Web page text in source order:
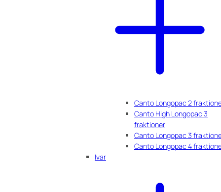
Canto Longopac 2
Canto High Longopac 3
fraktioner
Canto Longopac 3
Canto Longopac 4
Ivar